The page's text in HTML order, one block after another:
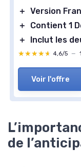
＋ Version
＋
Contient 1
＋
Inclut les
★★★★★
★★★★★ 4,6/5 —
Voir l'offre
de